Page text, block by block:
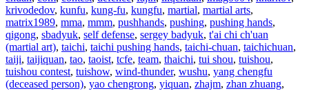
krivodedov, kunfu, kung-fu, kungfu, martial, martial arts,
matrix1989, mma, mmm, pushhands, pushing, pushing hands,
qigong, sbadyuk, self defense, sergey badyuk, t'ai chi ch'uan
(martial art), taichi, taichi pushing hands, taichi-chuan, taichichuan,
taiji, taijiquan, tao, taoist, tcfe, team, thaichi, tui shou, tuishou,
tuishou contest, tuishow, wind-thunder, wushu, yang chengfu
(deceased person), yao chengrong, yiquan, zhajm, zhan zhuang,